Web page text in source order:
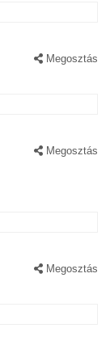
Megosztás
Megosztás
Megosztás